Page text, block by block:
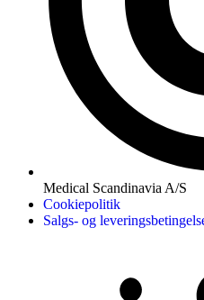
Medical Scandinavia A/S
Cookiepolitik
Salgs- og